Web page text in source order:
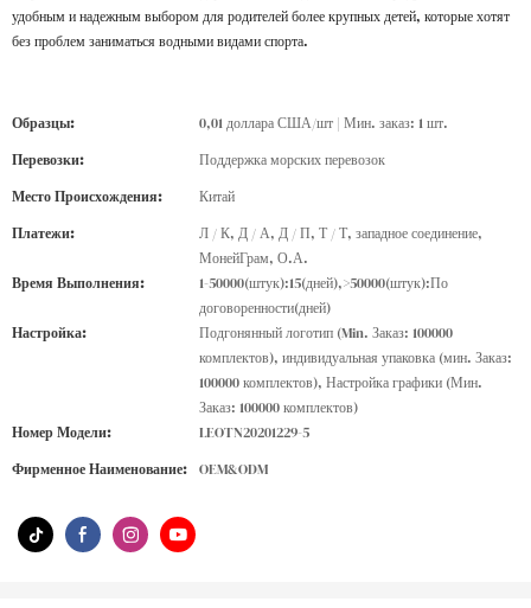
удобным и надежным выбором для родителей более крупных детей, которые хотят
без проблем заниматься водными видами спорта.
Образцы:
0,01 доллара США/шт | Мин. заказ: 1 шт.
Перевозки:
Поддержка морских перевозок
Место Происхождения:
Китай
Платежи:
Л / К, Д / А, Д / П, Т / Т, западное соединение,
МонейГрам, О.А.
Время Выполнения:
1-50000(штук):15(дней),>50000(штук):По
договоренности(дней)
Настройка:
Подгонянный логотип (Min. Заказ: 100000
комплектов), индивидуальная упаковка (мин. Заказ:
100000 комплектов), Настройка графики (Мин.
Заказ: 100000 комплектов)
Номер Модели:
LEOTN20201229-5
Фирменное Наименование:
OEM&ODM